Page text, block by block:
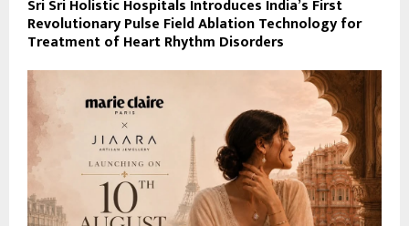
Sri Sri Holistic Hospitals Introduces India’s First
Revolutionary Pulse Field Ablation Technology for
Treatment of Heart Rhythm Disorders